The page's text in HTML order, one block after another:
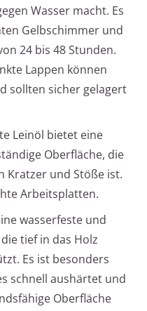
Wasser macht. Es
Gelbschimmer und
24 bis 48 Stunden.
Lappen können
sollten sicher gelagert
Leinöl bietet eine
Oberfläche, die
Kratzer und Stöße ist.
Arbeitsplatten.
wasserfeste und
tief in das Holz
Es ist besonders
schnell aushärtet und
Oberfläche